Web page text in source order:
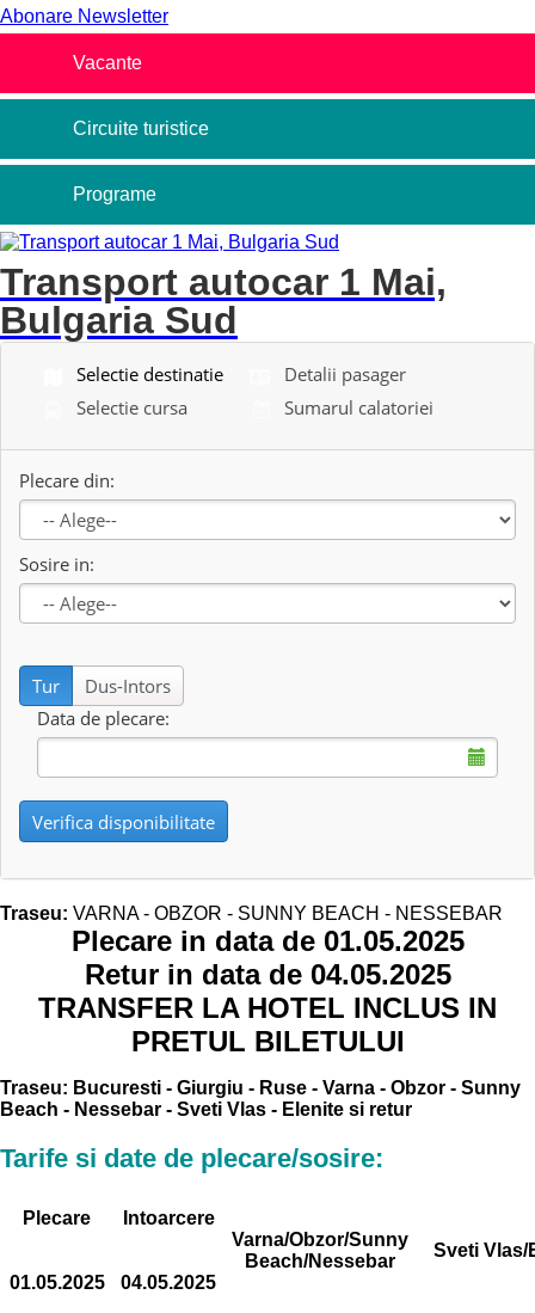
Abonare Newsletter
Vacante
Circuite turistice
Programe
Transport autocar 1 Mai,
Bulgaria Sud
Se incarca...
Selectie destinatie
Selectie cursa
Detalii pasager
Sumarul calatoriei
Plecare din:
Sosire in:
Tur
Dus-Intors
Data de plecare:
Verifica disponibilitate
Traseu: VARNA - OBZOR - SUNNY BEACH - NESSEBAR
Plecare in data de 01.05.2025
Retur in data de 04.05.2025
TRANSFER LA HOTEL INCLUS IN
PRETUL BILETULUI
Traseu: Bucuresti - Giurgiu - Ruse - Varna - Obzor - Sunny
Beach - Nessebar - Sveti Vlas - Elenite si retur
Tarife si date de plecare/sosire:
Plecare
Intoarcere
Varna/Obzor/Sunny
Beach/Nessebar
Sveti Vlas/
01.05.2025
04.05.2025